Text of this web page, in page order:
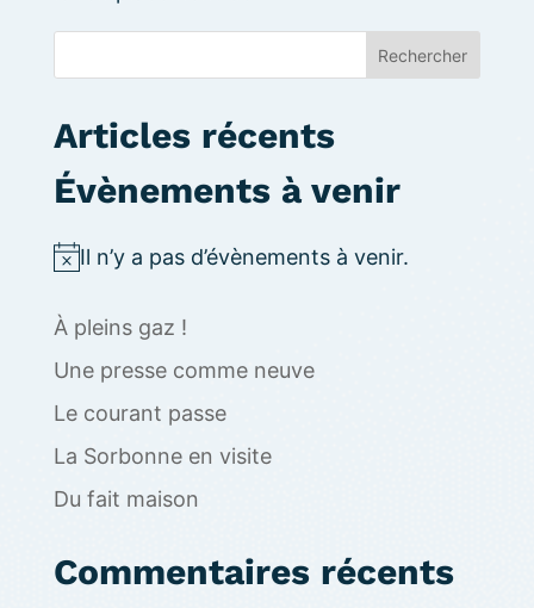
Rechercher
Articles récents
Évènements à venir
N
t
i
c
Il n’y a pas d’évènements à venir.
À pleins gaz !
Une presse comme neuve
Le courant passe
La Sorbonne en visite
Du fait maison
Commentaires récents